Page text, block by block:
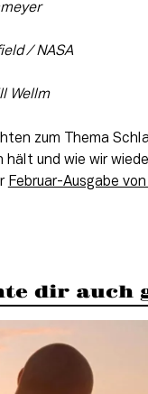
/ NASA
Wellm
zum Thema
hält und wie wir
Februar-Ausgabe
dir auch